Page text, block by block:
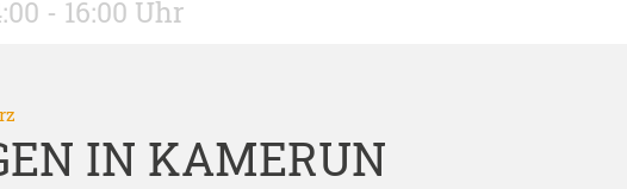
- 16:00 Uhr
IN KAMERUN